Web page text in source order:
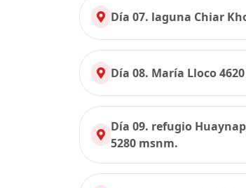
Día 07. laguna Chiar
Día 08. María Lloco
Día 09. refugio
5280 msnm.